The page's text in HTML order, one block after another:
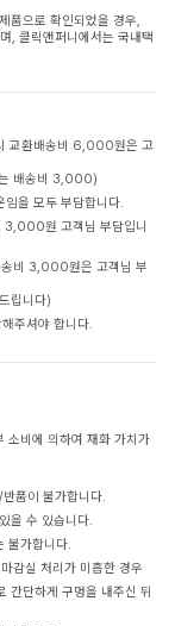
품으로 확인되었을 경우,
, 클릭앤퍼니에서는 국내택
교환배송비 6,000원은 고
배송비 3,000)
을 모두 부담합니다.
3,000원 고객님 부담입니
송비 3,000원은 고객님 부
립니다)
주셔야 합니다.
소비에 의하여 재화 가치가
품이 불가합니다.
을 수 있습니다.
불가합니다.
감실 처리가 미흡한 경우
간단하게 구멍을 내주신 뒤